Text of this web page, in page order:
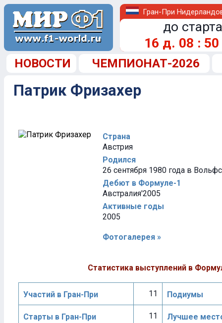
Гран-При
до
16 д. 08 : 50
НОВОСТИ ЧЕМПИОНАТ-2026
Патрик Фризахер
Страна
Австрия
Родился
26 сентября 1980 года в
Дебют в Формуле-1
Австралия'2005
Активные годы
2005
Фотогалерея »
Статистика выступлений в
Участий в Гран-При 11 Подиумы
Старты в Гран-При 11 Лучшее